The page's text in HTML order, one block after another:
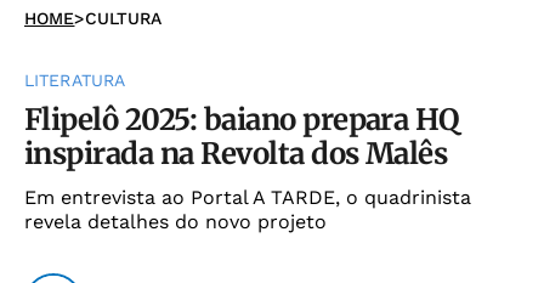
HOME>CULTURA
LITERATURA
Flipelô 2025: baiano prepara HQ
inspirada na Revolta dos Malês
Em entrevista ao Portal A TARDE, o quadrinista
revela detalhes do novo projeto